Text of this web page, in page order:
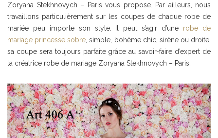
Zoryana Stekhnovych – Paris vous propose. Par ailleurs, nous
travaillons particulièrement sur les coupes de chaque robe de
mariée peu importe son style. Il peut s’agir d’une robe de
mariage princesse sobre , simple, bohème chic, sirène ou droite,
sa coupe sera toujours parfaite grâce au savoir-faire d’expert de
la créatrice robe de mariage Zoryana Stekhnovych – Paris.